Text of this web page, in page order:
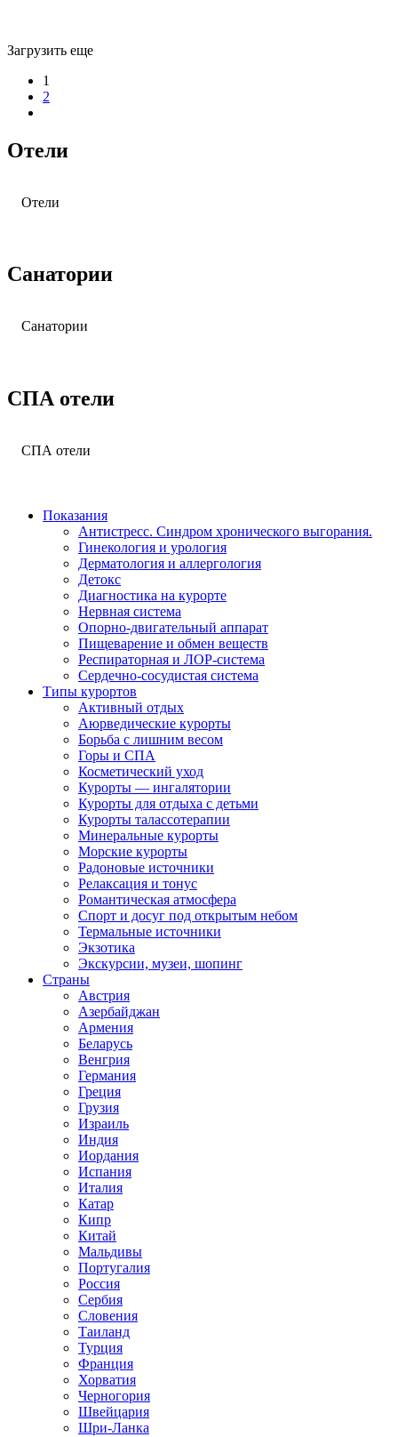
Загрузить еще
1
2
Отели
Отели
Санатории
Санатории
СПА отели
СПА отели
Показания
Антистресс. Синдром хронического выгорания.
Гинекология и урология
Дерматология и аллергология
Детокс
Диагностика на курорте
Нервная система
Опорно-двигательный аппарат
Пищеварение и обмен веществ
Респираторная и ЛОР-система
Сердечно-сосудистая система
Типы курортов
Активный отдых
Аюрведические курорты
Борьба с лишним весом
Горы и СПА
Косметический уход
Курорты — ингалятории
Курорты для отдыха с детьми
Курорты талассотерапии
Минеральные курорты
Морские курорты
Радоновые источники
Релаксация и тонус
Романтическая атмосфера
Спорт и досуг под открытым небом
Термальные источники
Экзотика
Экскурсии, музеи, шопинг
Страны
Австрия
Азербайджан
Армения
Беларусь
Венгрия
Германия
Греция
Грузия
Израиль
Индия
Иордания
Испания
Италия
Катар
Кипр
Китай
Мальдивы
Португалия
Россия
Сербия
Словения
Таиланд
Турция
Франция
Хорватия
Черногория
Швейцария
Шри-Ланка